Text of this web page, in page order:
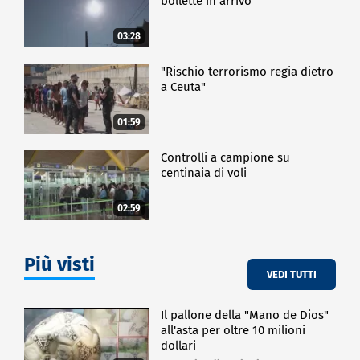
03:28
01:59
"Rischio terrorismo regia dietro
a Ceuta"
02:59
Controlli a campione su
centinaia di voli
Più visti VEDI TUTTI
Il pallone della "Mano de Dios"
all'asta per oltre 10 milioni
dollari